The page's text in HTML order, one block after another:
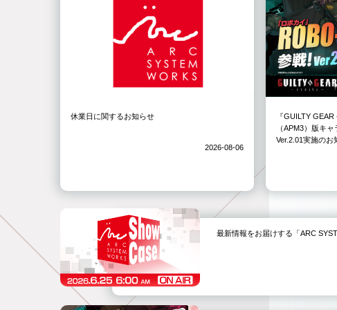
休業日に関するお知らせ
2026-08-06
『GUILTY
（APM3）版キ
Ver.2.01実施のお
最新情報をお届けする「ARC